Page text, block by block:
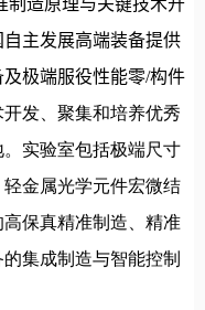
主发展高端装备提供
极端服役性能零/构件
发、聚集和培养优秀
实验室包括极端尺寸
轻金属光学元件宏微结
保真精准制造
精准
集成制造与智能控制